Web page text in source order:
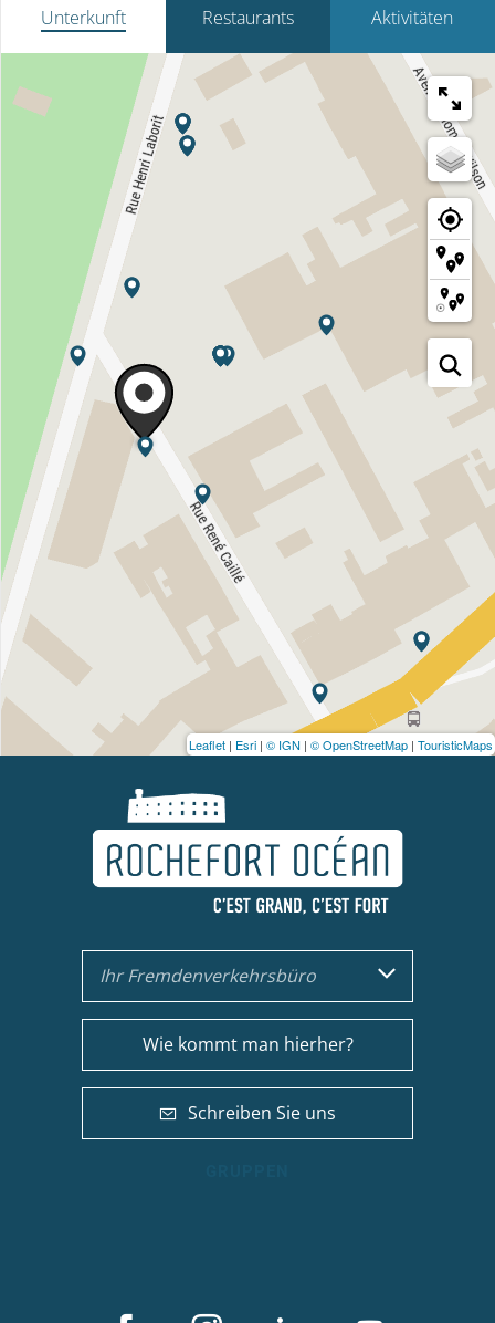
Unterkunft Restaurants Aktivitäten
Leaflet | Esri | © IGN | © OpenStreetMap | TouristicMaps
Ihr Fremdenverkehrsbüro
Wie kommt man hierher?
Schreiben Sie uns